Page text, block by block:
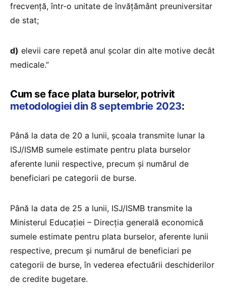
frecvență, într-o unitate de învățământ preuniversitar
de stat;
d) elevii care repetă anul școlar din alte motive decât
medicale.”
Cum se face plata burselor, potrivit
metodologiei din 8 septembrie 2023:
Până la data de 20 a lunii, școala transmite lunar la
ISJ/ISMB sumele estimate pentru plata burselor
aferente lunii respective, precum și numărul de
beneficiari pe categorii de burse.
Până la data de 25 a lunii, ISJ/ISMB transmite la
Ministerul Educației – Direcția generală economică
sumele estimate pentru plata burselor, aferente lunii
respective, precum și numărul de beneficiari pe
categorii de burse, în vederea efectuării deschiderilor
de credite bugetare.